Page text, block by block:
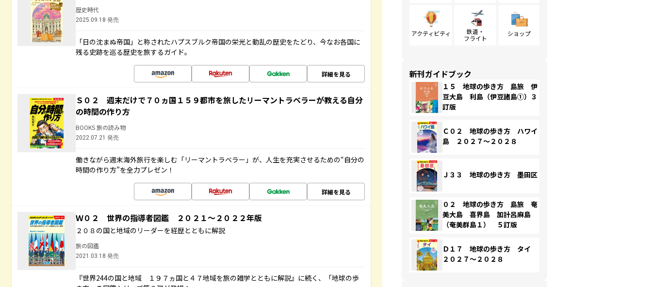
歴史時代
2025.09.18 発売
「日の沈まぬ帝国」と称されたハプスブルク帝国の栄光と動乱の歴史をたどり、今なお各国に
残る史跡を巡る歴史を旅するガイド。
詳細を見る
Ｓ０２ 週末だけで７０ヵ国１５９都市を旅したリーマントラベラーが教える自分
の時間の作り方
BOOKS 旅の読み物
2022.07.21 発売
働きながら週末海外旅行を楽しむ「リーマントラベラー」が、人生を充実させるための“自分の
時間の作り方”を全力プレゼン！
詳細を見る
Ｗ０２ 世界の指導者図鑑 ２０２１～２０２２年版
２０８の国と地域のリーダーを経歴とともに解説
旅の図鑑
2021.03.18 発売
『世界244の国と地域 １９７ヵ国と４７地域を旅の雑学とともに解説』に続く、「地球の歩
アクティビティ
鉄道・
フライト
ショップ
新刊ガイドブック
１５ 地球の歩き方 島旅 伊
豆大島 利島（伊豆諸島①）３
訂版
Ｃ０２ 地球の歩き方 ハワイ
島 ２０２７～２０２８
Ｊ３３ 地球の歩き方 墨田区
０２ 地球の歩き方 島旅 奄
美大島 喜界島 加計呂麻島
（奄美群島１） ５訂版
Ｄ１７ 地球の歩き方 タイ
２０２７～２０２８